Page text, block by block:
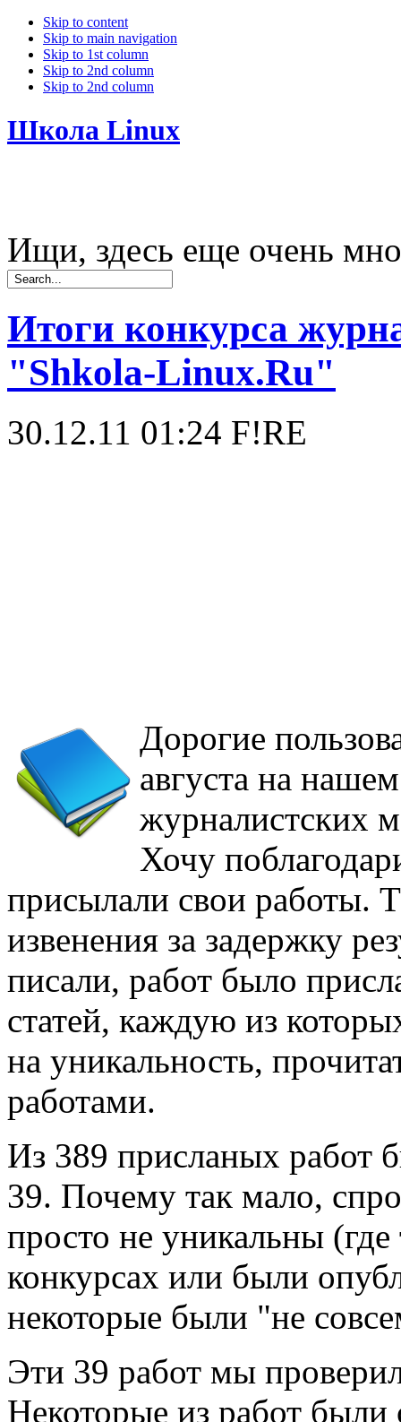
Skip to content
Skip to main navigation
Skip to 1st column
Skip to 2nd column
Skip to 2nd column
Школа Linux
Ищи, здесь еще очень
Итоги конкурса
"Shkola-Linux.Ru"
30.12.11 01:24 F!RE
Дорогие
августа на
журналистских
Хочу
присылали свои работы.
извенения за задержку
писали, работ было
статей, каждую из
на уникальность,
работами.
Из 389 присланых работ
39. Почему так мало,
просто не уникальны (где
конкурсах или были
некоторые были "не
Эти 39 работ мы
Некоторые из работ